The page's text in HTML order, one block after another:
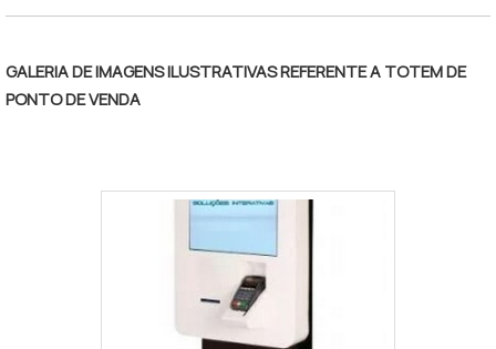
GALERIA DE IMAGENS ILUSTRATIVAS REFERENTE A TOTEM DE
PONTO DE VENDA